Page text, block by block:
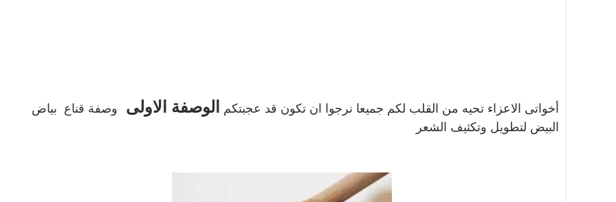
أخواتى الاعزاء تحيه من القلب لكم جميعا نرجوا ان تكون قد عجبتكم الوصفة الاولى
وصفة قناع بياض
البيض لتطويل وتكثيف الشعر